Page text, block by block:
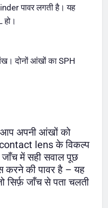
पावर लगती है। यह
हो।
दोनों आंखों का SPH
अपनी आंखों को
lens के विकल्प
में सही सवाल पूछ
करने की पावर है – यह
सिर्फ़ जाँच से पता चलती